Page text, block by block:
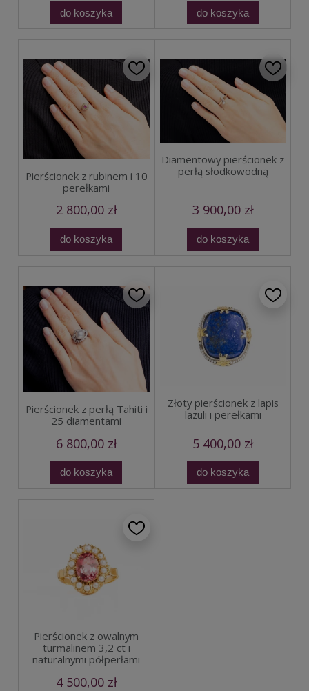
do koszyka do koszyka
Pierścionek z rubinem i 10
perełkami
2 800,00 zł
do koszyka
Diamentowy pierścionek z
perłą słodkowodną
3 900,00 zł
do koszyka
Pierścionek z perłą Tahiti i
25 diamentami
6 800,00 zł
do koszyka
Złoty pierścionek z lapis
lazuli i perełkami
5 400,00 zł
do koszyka
Pierścionek z owalnym
turmalinem 3,2 ct i
naturalnymi półperłami
4 500,00 zł